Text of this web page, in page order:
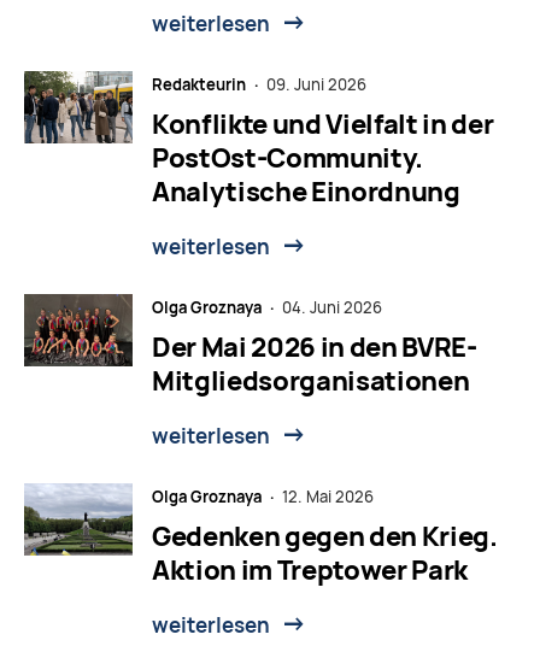
weiterlesen
Redakteurin · 09. Juni 2026
Konflikte und Vielfalt in der
PostOst-Community.
Analytische Einordnung
weiterlesen
Olga Groznaya · 04. Juni 2026
Der Mai 2026 in den BVRE-
Mitgliedsorganisationen
weiterlesen
Olga Groznaya · 12. Mai 2026
Gedenken gegen den Krieg.
Aktion im Treptower Park
weiterlesen